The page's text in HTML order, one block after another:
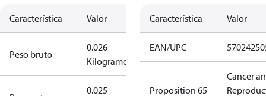
Característica Valor
Peso bruto
0.026
Kilogramo
0.025
Característica Valor
EAN/UPC
Proposition 65
Cancer